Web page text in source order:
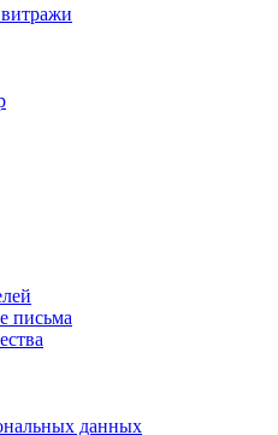
письма
данных